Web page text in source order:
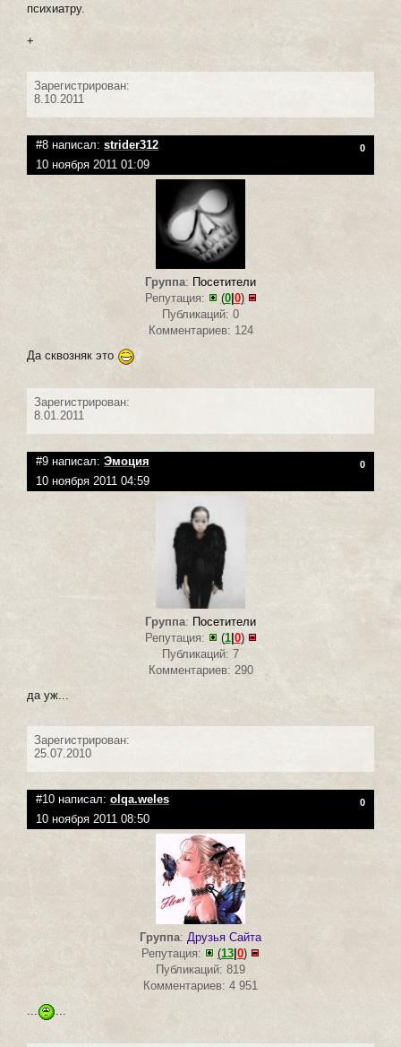
психиатру.
+
Зарегистрирован:
8.10.2011
#8 написал: strider312 0
10 ноября 2011 01:09
Группа: Посетители
Репутация:
(0|0)
Публикаций: 0
Комментариев: 124
Да сквозняк это
Зарегистрирован:
8.01.2011
#9 написал: Эмоция 0
10 ноября 2011 04:59
Группа: Посетители
Репутация:
(1| 0)
Публикаций: 7
Комментариев: 290
да уж...
Зарегистрирован:
25.07.2010
#10 написал: olqa.weles 0
10 ноября 2011 08:50
Группа: Друзья Сайта
Репутация:
(13 0)
Публикаций: 819
Комментариев: 4 951
...
...